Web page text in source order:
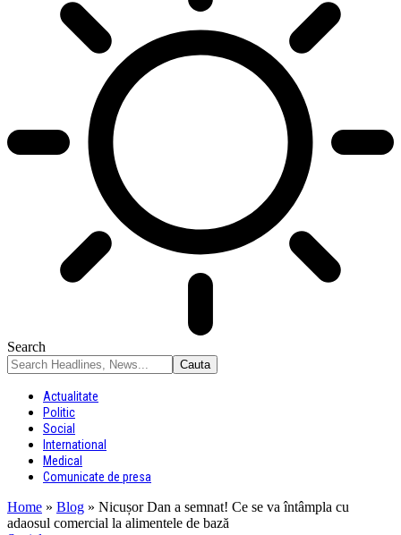
Search
Actualitate
Politic
Social
International
Medical
Comunicate de presa
Home » Blog » Nicușor Dan a semnat! Ce se va întâmpla cu
adaosul comercial la alimentele de bază